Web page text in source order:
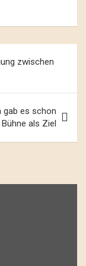
zwischen
gab es schon
als Ziel